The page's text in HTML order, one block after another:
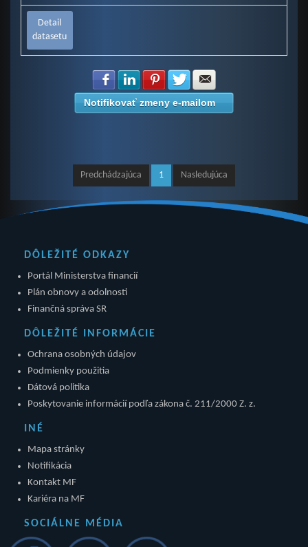
Detail
datasetu
Zdielať na Facebook
Zdielať na LinkedIn
Zdielať na Pinterest
Zdielať na Twitter
Notifikovať zmeny e-mailom
Predchádzajúca 1 Nasledujúca
DÔLEŽITÉ ODKAZY
Portál Ministerstva financií
Plán obnovy a odolnosti
Finančná správa SR
DÔLEŽITÉ INFORMÁCIE
Ochrana osobných údajov
Podmienky použitia
Dátová politika
Poskytovanie informácií podľa zákona č. 211/2000 Z. z.
INÉ
Mapa stránky
Notifikácia
Kontakt MF
Kariéra na MF
SOCIÁLNE MÉDIA